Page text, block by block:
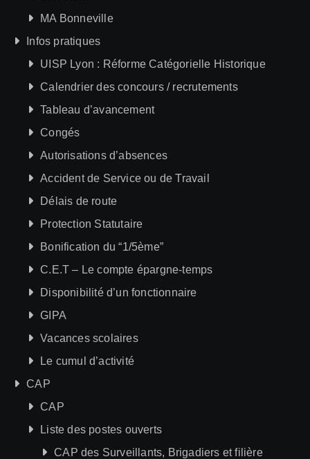
MA Bonneville
Infos pratiques
UISP Lyon : Réforme Catégorielle Historique
Calendrier des concours / recrutements
Tableau d’avancement
Congés
Autorisations d’absences
Accident de Service ou de Travail
Délais de route
Protection Statutaire
Bonification du “1/5ème”
C.E.T – Le compte épargne-temps
Disponibilité d’un fonctionnaire
GIPA
Vacances scolaires
Le cumul d’activité
CAP
CAP
Liste des postes ouverts
CAP des Surveillants, Brigadiers et filière